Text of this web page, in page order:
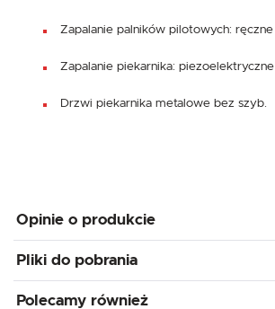
Zapalanie palników pilotowych: ręczne
Zapalanie piekarnika: piezoelektryczne
Drzwi piekarnika metalowe bez szyb.
Opinie o produkcie
Pliki do pobrania
Polecamy również